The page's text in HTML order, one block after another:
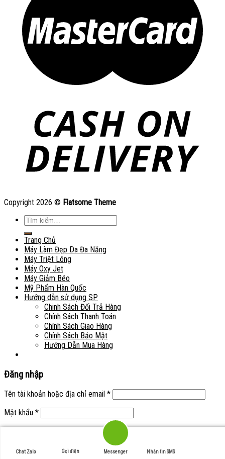
Copyright 2026 © Flatsome Theme
Tìm
kiếm:
Trang Chủ
Máy Làm Đẹp Da Đa Năng
Máy Triệt Lông
Máy Oxy Jet
Máy Giảm Béo
Mỹ Phẩm Hàn Quốc
Hướng dẫn sử dụng SP
Chinh Sách Đổi Trả Hàng
Chính Sách Thanh Toán
Chính Sách Giao Hàng
Chính Sách Bảo Mật
Hướng Dẫn Mua Hàng
Chat Zalo Gọi điện Messenger Nhắn tin SMS
Đăng nhập
Tên tài khoản hoặc địa chỉ email *
Mật khẩu *
Đăng nhập
Quên mật khẩu?